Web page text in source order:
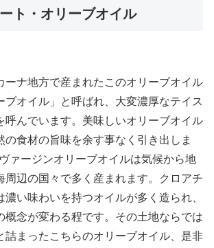
ト・オリーブオイル
ーナ地方で産まれたこのオリーブオイル
ブオイル」と呼ばれ、大変濃厚なテイス
呼んでいます。美味しいオリーブオイル
の食材の旨味を余す事なく引き出しま
ァージンオリーブオイルは気候から地
周辺の国々で多く産まれます。クロアチ
濃い味わいを持つオイルが多く造られ、
概念が変わる程です。その土地ならでは
詰まったこちらのオリーブオイル、是非